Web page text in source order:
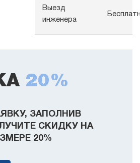
Выезд
инженера
20%
ЗАПОЛНИВ
СКИДКУ НА
20%